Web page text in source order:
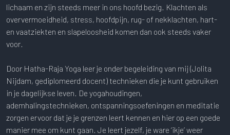
lichaam en zijn steeds meer in ons hoofd bezig. Klachten als
oververmoeidheid, stress, hoofdpijn, rug- of nekklachten, hart-
en vaatziekten en slapeloosheid komen dan ook steeds vaker
voor.
Door Hatha-Raja Yoga leer je onder begeleiding van mij (Jolita
Nijdam, gediplomeerd docent) technieken die je kunt gebruiken
in je dagelijkse leven. De yogahoudingen,
ademhalingstechnieken, ontspanningsoefeningen en meditatie
zorgen ervoor dat je je grenzen leert kennen en hier op een goede
manier mee om kunt gaan. Je leert jezelf, je ware ‘ikje’ weer